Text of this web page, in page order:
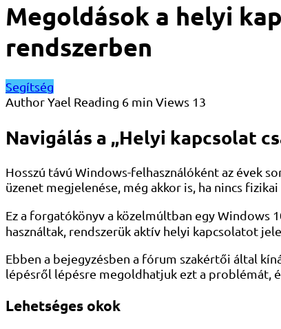
Megoldások a helyi
rendszerben
Segítség
AuthorYael Reading 6 min Views 13
Navigálás a „Helyi kapcsolat
Hosszú távú Windows-felhasználóként az évek
üzenet megjelenése, még akkor is, ha nincs fizikai
Ez a forgatókönyv a közelmúltban egy Windows
használtak, rendszerük aktív helyi kapcsolatot
Ebben a bejegyzésben a fórum szakértői által
lépésről lépésre megoldhatjuk ezt a problémát,
Lehetséges okok